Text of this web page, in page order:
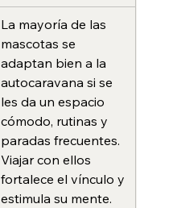
La mayoría de las
mascotas se
adaptan bien a la
autocaravana si se
les da un espacio
cómodo, rutinas y
paradas frecuentes.
Viajar con ellos
fortalece el vínculo y
estimula su mente.